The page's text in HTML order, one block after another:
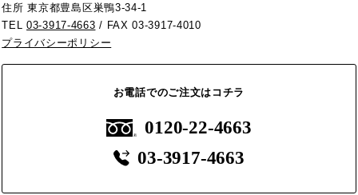
住所 東京都豊島区巣鴨3-34-1
TEL03-3917-4663 / FAX 03-3917-4010
プライバシーポリシー
お電話でのご注文はコチラ
0120-22-4663
03-3917-4663